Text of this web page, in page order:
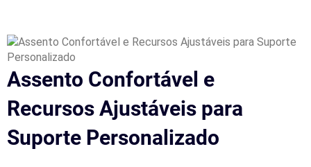
Assento Confortável e
Recursos Ajustáveis para
Suporte Personalizado